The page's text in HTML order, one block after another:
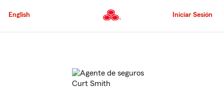
al
principal
English Iniciar Sesión